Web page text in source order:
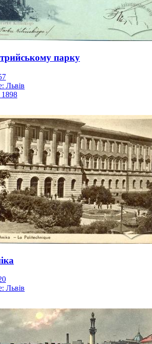
парку
Львів
1898
Львів